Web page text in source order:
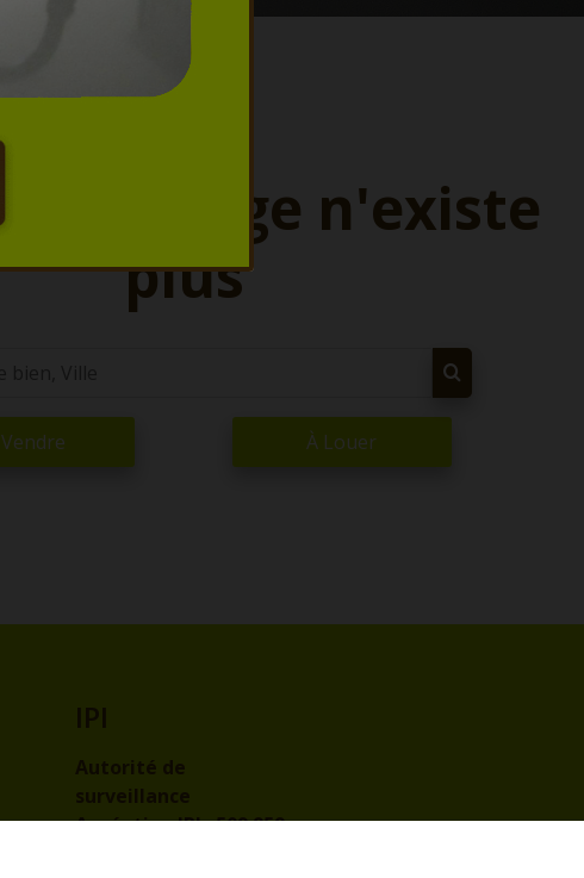
page n'existe
plus
À Louer
IPI
Autorité de
surveillance
Agréation IPI :509.959